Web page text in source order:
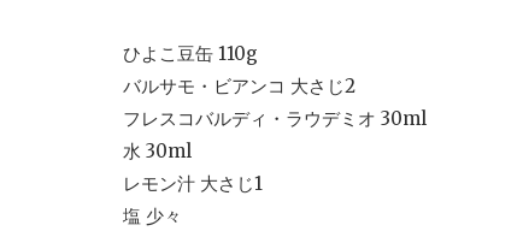
ひよこ豆缶 110g
バルサモ・ビアンコ 大さじ2
フレスコバルディ・ラウデミオ 30ml
水 30ml
レモン汁 大さじ1
塩 少々